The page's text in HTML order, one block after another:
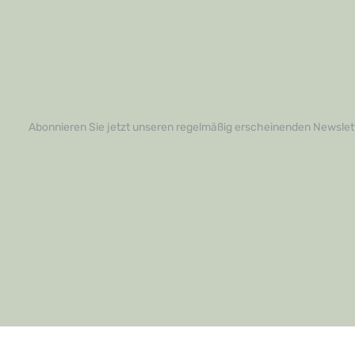
Abonnieren Sie jetzt unseren regelmäßig erscheinenden